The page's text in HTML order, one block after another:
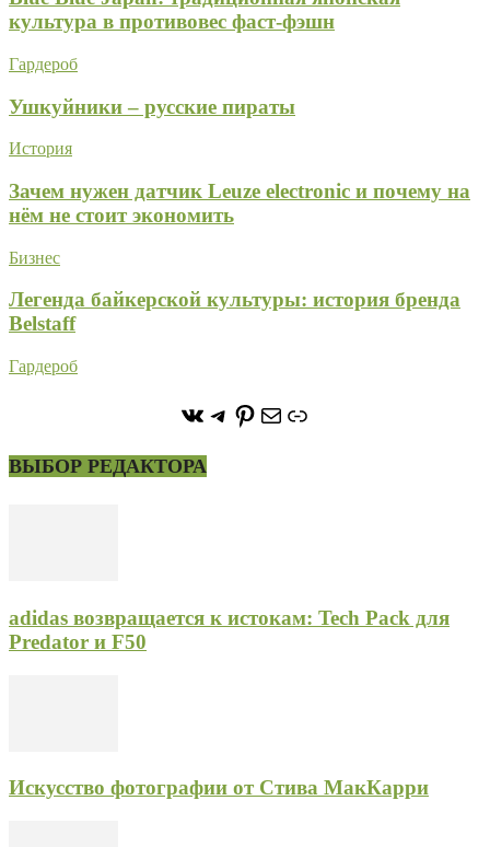
культура в противовес фаст-фэшн
Гардероб
Ушкуйники – русские пираты
История
Зачем нужен датчик Leuze electronic и почему на
нём не стоит экономить
Бизнес
Легенда байкерской культуры: история бренда
Belstaff
Гардероб
https://vk.com/
https://t.me/stoneforest
https://
ПочтаСсылка
ВЫБОР РЕДАКТОРА
adidas возвращается к истокам: Tech Pack для
Predator и F50
Искусство фотографии от Стива МакКарри